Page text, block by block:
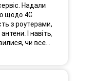
привітна
детально і
через день і я
інтернет.
і все
працює як
задоволена.
Надали
щодо 4G
з роутерами,
І навіть,
чи все
та чи